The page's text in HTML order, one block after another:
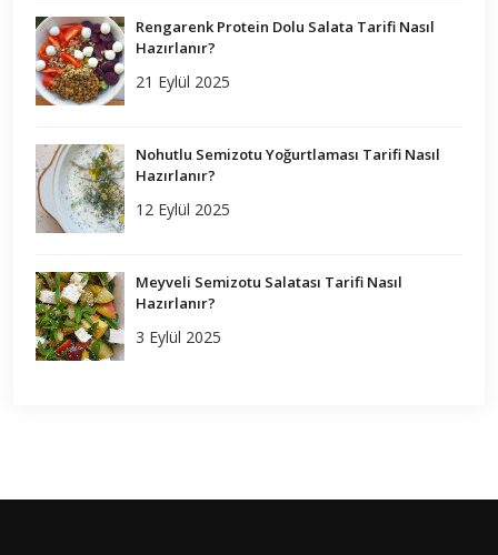
Rengarenk Protein Dolu Salata Tarifi Nasıl
Hazırlanır?
21 Eylül 2025
Nohutlu Semizotu Yoğurtlaması Tarifi Nasıl
Hazırlanır?
12 Eylül 2025
Meyveli Semizotu Salatası Tarifi Nasıl
Hazırlanır?
3 Eylül 2025